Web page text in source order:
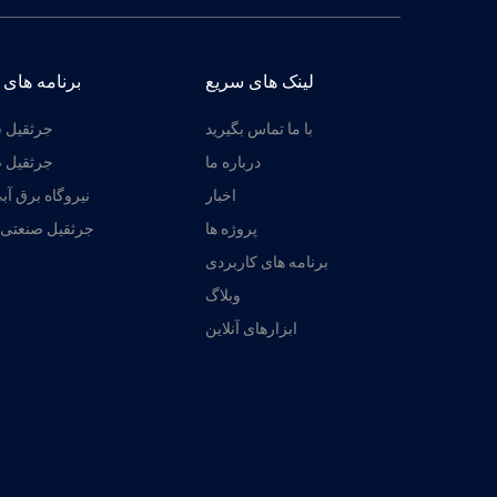
برنامه
جرثقیل
جرثقیل
نیروگاه برق
جرثقیل
لینک های سریع
با ما تماس بگیرید
درباره ما
اخبار
پروژه ها
برنامه های کاربردی
وبلاگ
ابزارهای آنلاین